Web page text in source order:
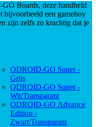
Boards, deze handheld
bijvoorbeeld een gameboy
zijn zelfs zo krachtig dat je
ODROID-GO Super -
Grijs
ODROID-GO Super -
Wit/Transparant
ODROID-GO Advance
Edition -
Zwart/Transparant